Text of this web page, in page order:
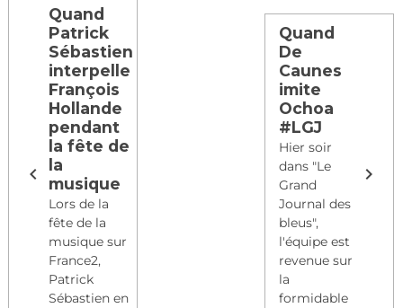
Quand
Patrick
Sébastien
interpelle
François
Hollande
pendant
la fête de
la
musique
Lors de la
fête de la
musique sur
France2,
Patrick
Sébastien en
Quand
De
Caunes
imite
Ochoa
#LGJ
Hier soir
dans "Le
Grand
Journal des
bleus",
l'équipe est
revenue sur
la
formidable